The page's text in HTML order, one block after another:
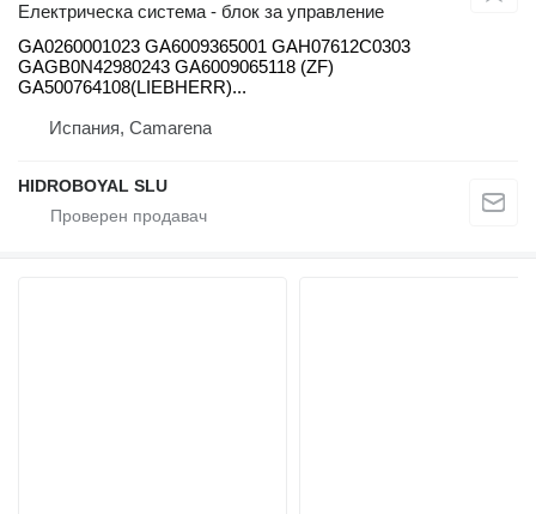
Електрическа система - блок за управление
GA0260001023 GA6009365001 GAH07612C0303
GAGB0N42980243 GA6009065118 (ZF)
GA500764108(LIEBHERR)...
Испания, Camarena
HIDROBOYAL SLU